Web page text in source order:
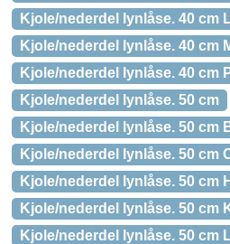
Kjole/nederdel lynlåse. 40 cm
Kjole/nederdel lynlåse. 40 cm
Kjole/nederdel lynlåse. 40 cm
Kjole/nederdel lynlåse. 50 cm
Kjole/nederdel lynlåse. 50 cm
Kjole/nederdel lynlåse. 50 cm
Kjole/nederdel lynlåse. 50 cm
Kjole/nederdel lynlåse. 50 cm
Kjole/nederdel lynlåse. 50 cm